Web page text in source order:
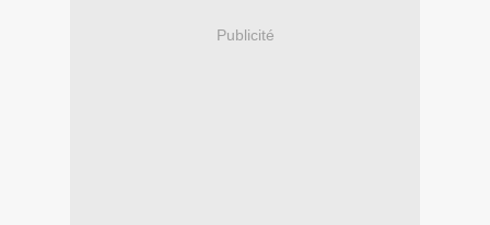
Publicité